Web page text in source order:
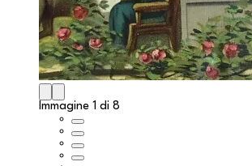
Immagine 1 di 8